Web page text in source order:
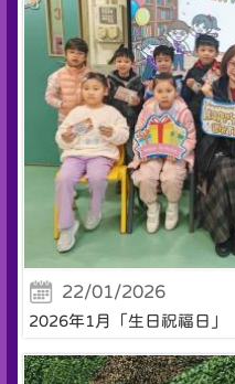
22/01/2026
2026年1月「生日祝福日」